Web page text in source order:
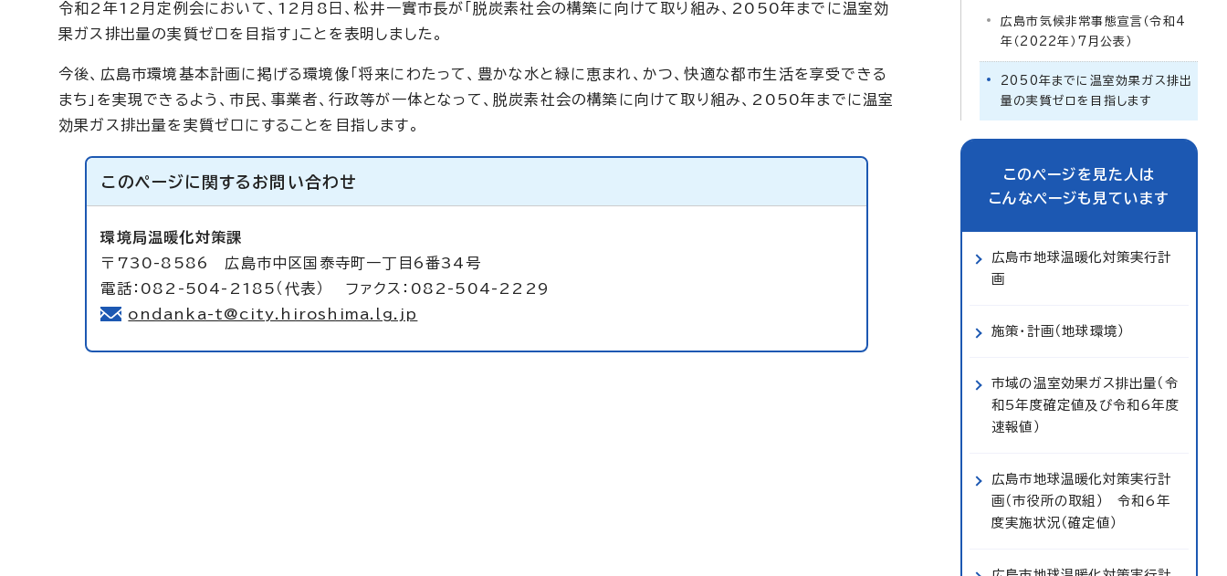
令和2年12月定例会において、12月8日、松井一實市長が「脱炭素社会の構築に向けて取り組み、2050年までに温室効
果ガス排出量の実質ゼロを目指す」ことを表明しました。
今後、広島市環境基本計画に掲げる環境像「将来にわたって、豊かな水と緑に恵まれ、かつ、快適な都市生活を享受できる
まち」を実現できるよう、市民、事業者、行政等が一体となって、脱炭素社会の構築に向けて取り組み、2050年までに温室
効果ガス排出量を実質ゼロにすることを目指します。
このページに関する お問い合わせ
環境局温暖化対策課
〒730-8586 広島市中区国泰寺町一丁目6番34号
電話：082-504-2185（代表） ファクス：082-504-2229
ondanka-t@city.hiroshima.lg.jp
広島市気候非常事態宣言（令和4
年（2022年）7月公表）
2050年までに温室効果ガス排出
量の実質ゼロを目指します
このページを見た人は
こんなページも見ています
広島市地球温暖化対策実行計
画
施策・計画（地球環境）
市域の温室効果ガス排出量（令
和5年度確定値及び令和6年度
速報値）
広島市地球温暖化対策実行計
画（市役所の取組） 令和6年
度実施状況（確定値）